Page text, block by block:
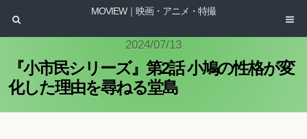
MOVIEW｜映画・アニメ・特撮
2024/07/13
『小市民シリーズ』第2話 小鳩の性格が変
化した理由を尋ねる堂島